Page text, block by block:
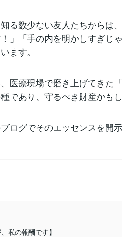
る数少ない友人たちからは
」「手の内を明かしすぎじゃ
ます。
医療現場で磨き上げてきた
であり、守るべき財産かもし
ログでそのエッセンスを開
私の報酬です】